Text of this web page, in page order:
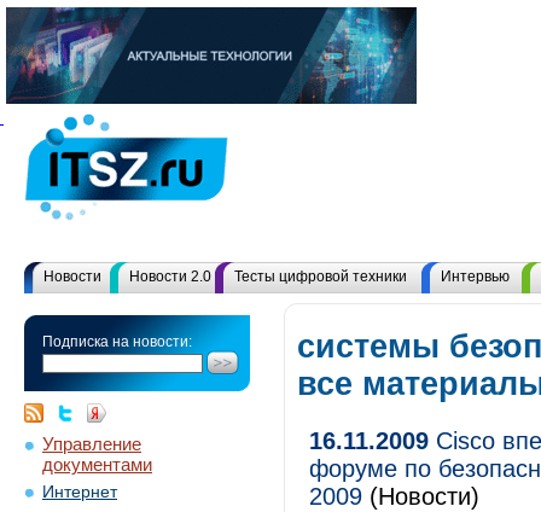
Новости Новости 2.0 Тесты цифровой техники Интервью
Подписка на новости:
Управление
документами
Интернет
системы
все
16.11.2009 Cisco
форуме по
2009 (Новости)